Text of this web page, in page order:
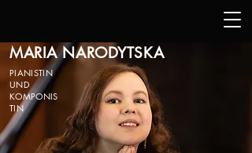
MARIA NARODYTSKA
PIANISTIN
UND
KOMPONIS
TIN